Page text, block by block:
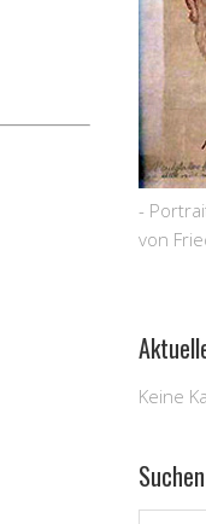
-
von
Keine
Suchen